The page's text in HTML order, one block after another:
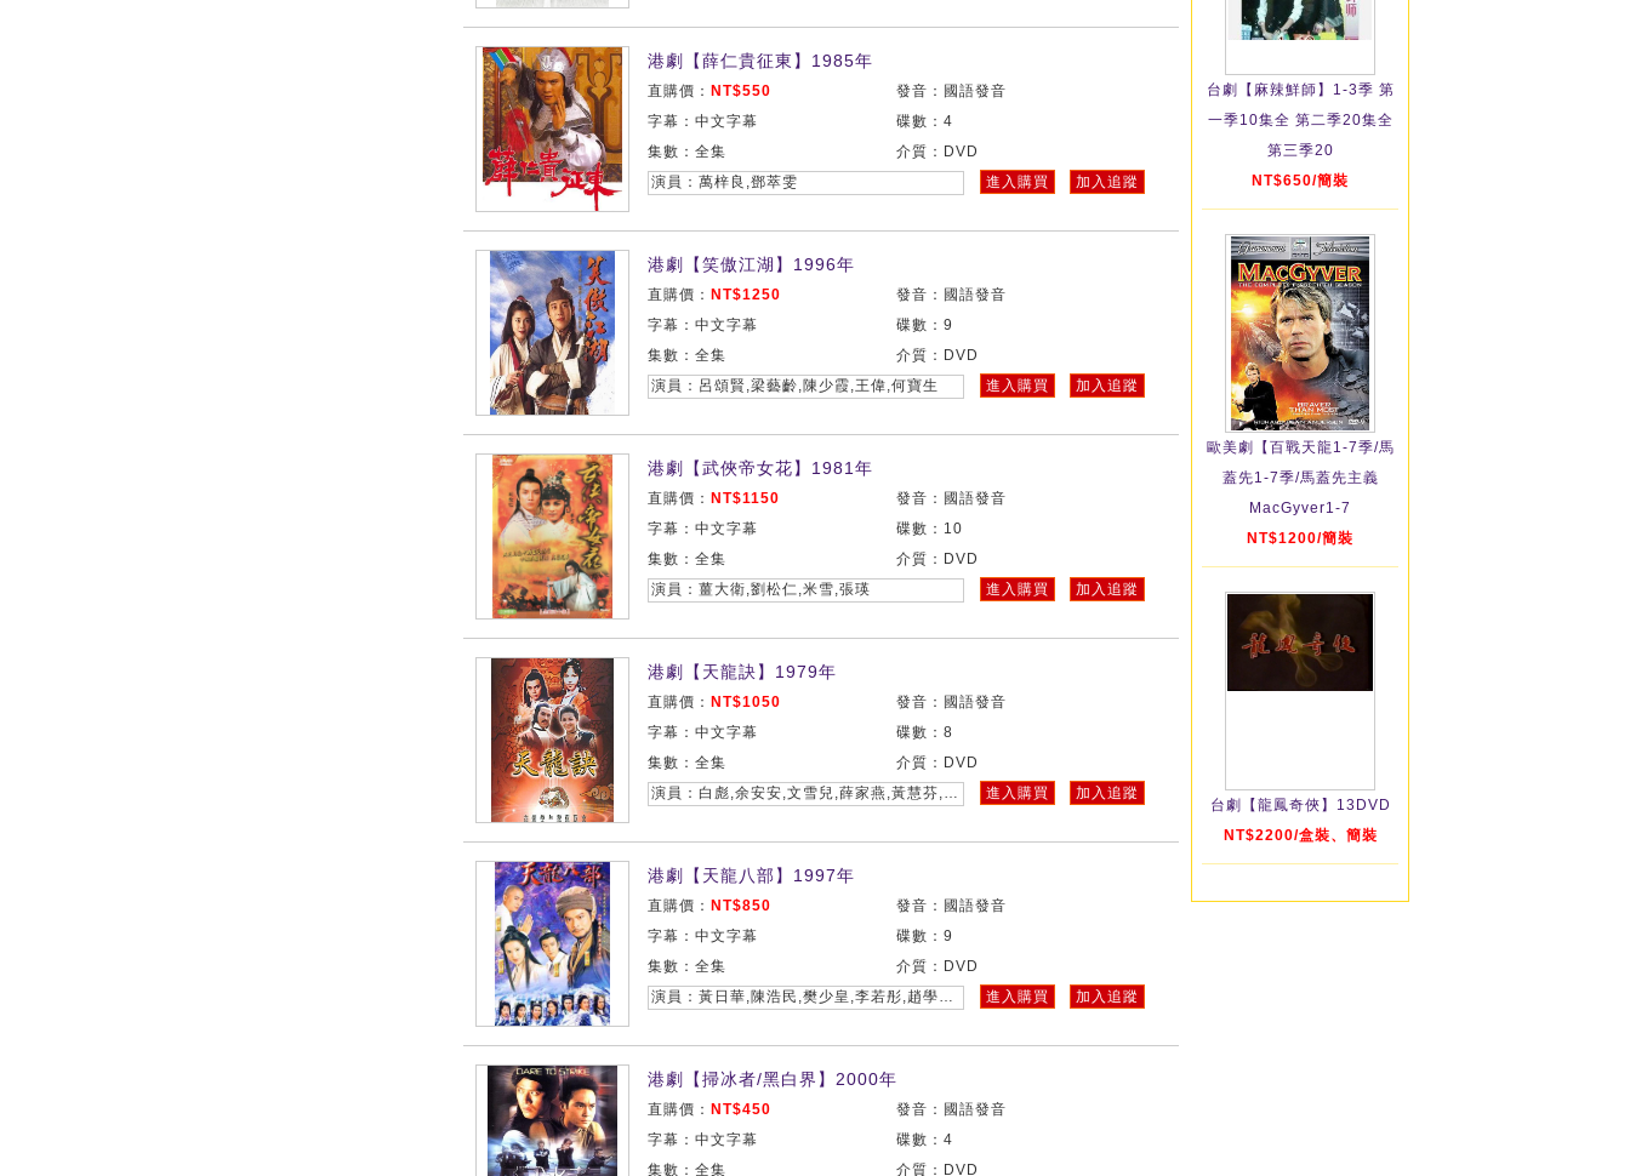
港劇【薛仁貴征東】1985年
直購價： NT$550
發音：國語發音
字幕：中文字幕
碟數：4
集數：全集
介質：DVD
演員：萬梓良,鄧萃雯
進入購買 加入追蹤
港劇【笑傲江湖】1996年
直購價： NT$1250
發音：國語發音
字幕：中文字幕
碟數：9
集數：全集
介質：DVD
演員：呂頌賢,梁藝齡,陳少霞,王偉,何寶生
進入購買 加入追蹤
港劇【武俠帝女花】1981年
直購價： NT$1150
發音：國語發音
字幕：中文字幕
碟數：10
集數：全集
介質：DVD
演員：薑大衛,劉松仁,米雪,張瑛
進入購買 加入追蹤
港劇【天龍訣】1979年
直購價： NT$1050
發音：國語發音
字幕：中文字幕
碟數：8
集數：全集
介質：DVD
演員：白彪,余安安,文雪兒,薛家燕,黃慧芬,萬梓良
進入購買 加入追蹤
港劇【天龍八部】1997年
直購價： NT$850
發音：國語發音
字幕：中文字幕
碟數：9
集數：全集
介質：DVD
演員：黃日華,陳浩民,樊少皇,李若彤,趙學而,何美鈿
進入購買 加入追蹤
港劇【掃冰者/黑白界】2000年
直購價： NT$450
發音：國語發音
字幕：中文字幕
碟數：4
集數：全集
介質：DVD
台劇【麻辣鮮師】1-3季 第
一季10集全 第二季20集全
第三季20
NT$650/簡裝
歐美劇【百戰天龍1-7季/馬
蓋先1-7季/馬蓋先主義
MacGyver1-7
NT$1200/簡裝
台劇【龍鳳奇俠】13DVD
NT$2200/盒裝、簡裝